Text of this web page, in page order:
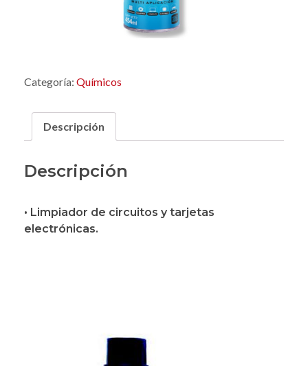
Categoría: Químicos
Descripción
Descripción
• Limpiador de circuitos y tarjetas
electrónicas.